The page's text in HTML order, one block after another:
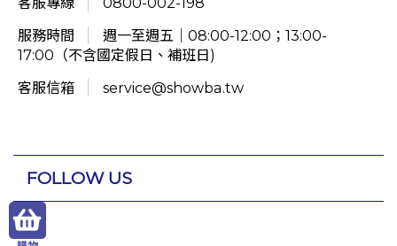
服務時間
週一至週五｜08:00-12:00；13:00-
17:00（不含國定假日、補班日)
客服信箱
service@showba.tw
FOLLOW US